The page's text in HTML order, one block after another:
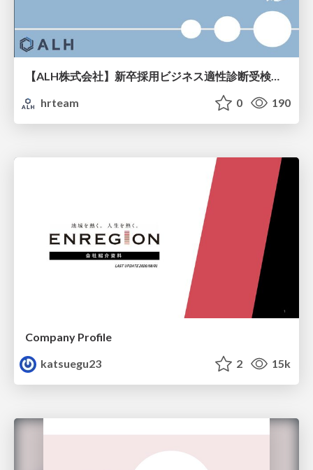
【ALH株式会社】新卒採用ビジネス適性診断受検手引き
hrteam
0 190
Company Profile
katsuegu23
2 15k